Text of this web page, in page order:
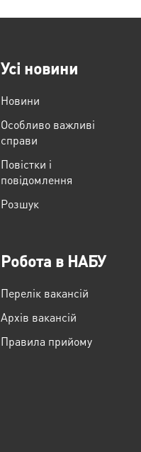
Усі новини
Новини
Особливо важливі
справи
Повістки і
повідомлення
Розшук
Робота в НАБУ
Перелік вакансій
Архів вакансій
Правила прийому